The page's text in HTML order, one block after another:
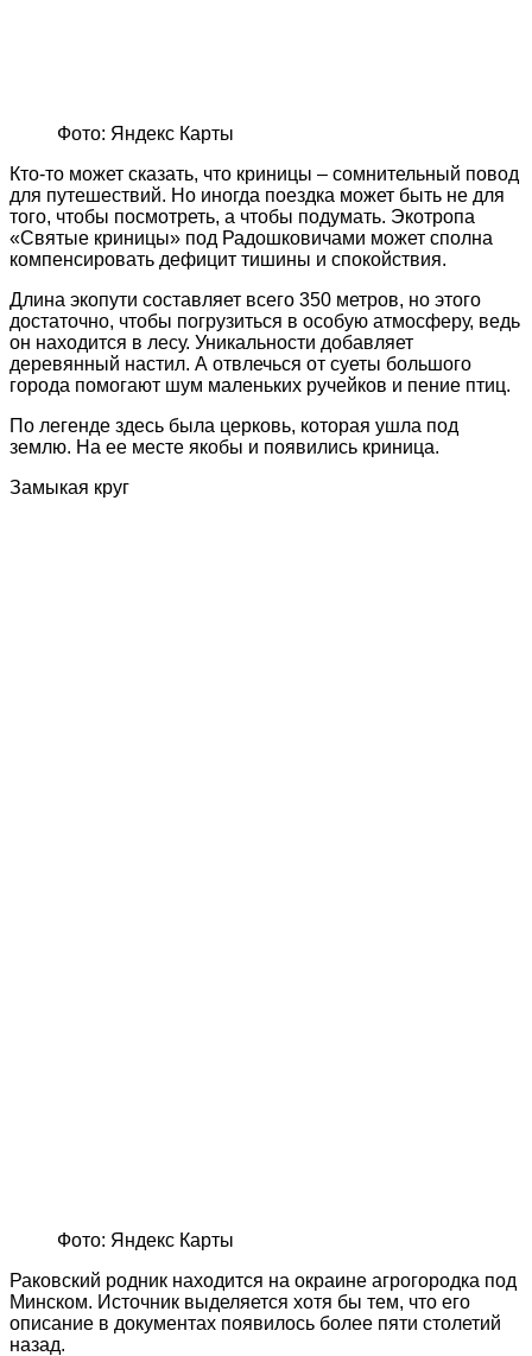
Фото: Яндекс Карты
Кто-то может сказать, что криницы – сомнительный повод
для путешествий. Но иногда поездка может быть не для
того, чтобы посмотреть, а чтобы подумать. Экотропа
«Святые криницы» под Радошковичами может сполна
компенсировать дефицит тишины и спокойствия.
Длина экопути составляет всего 350 метров, но этого
достаточно, чтобы погрузиться в особую атмосферу, ведь
он находится в лесу. Уникальности добавляет
деревянный настил. А отвлечься от суеты большого
города помогают шум маленьких ручейков и пение птиц.
По легенде здесь была церковь, которая ушла под
землю. На ее месте якобы и появились криница.
Замыкая круг
Фото: Яндекс Карты
Раковский родник находится на окраине агрогородка под
Минском. Источник выделяется хотя бы тем, что его
описание в документах появилось более пяти столетий
назад.